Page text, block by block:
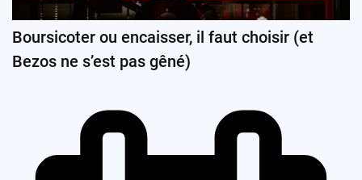
Boursicoter ou encaisser, il faut choisir (et
Bezos ne s’est pas gêné)